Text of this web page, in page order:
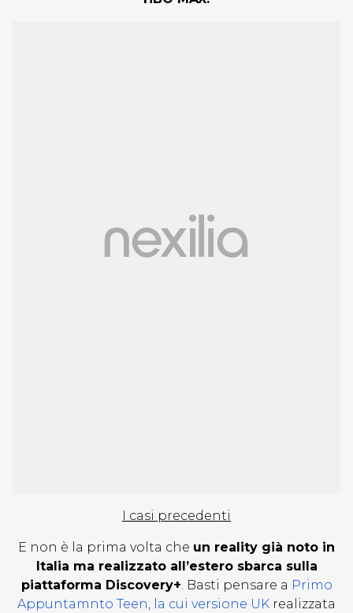
I casi precedenti
E non è la prima volta che un reality già noto in
Italia ma realizzato all’estero sbarca sulla
piattaforma Discovery+. Basti pensare a Primo
Appuntamnto Teen, la cui versione UK realizzata